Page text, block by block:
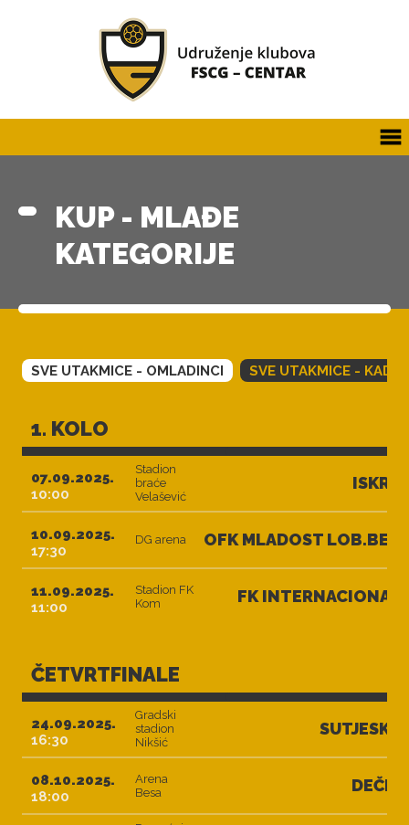
KUP - MLAĐE
KATEGORIJE
SVE UTAKMICE - OMLADINCI SVE UTAKMICE -
1. KOLO
07.09.2025.
10:00
Stadion
braće
Velašević
ISKRA
10.09.2025.
17:30
DG arena OFK MLADOST LOB.BET
11.09.2025.
11:00
Stadion FK
Kom
FK INTERNACIONAL
ČETVRTFINALE
24.09.2025.
16:30
Gradski
stadion
Nikšić
SUTJESKA
08.10.2025.
18:00
Arena
Besa
DEČIĆ